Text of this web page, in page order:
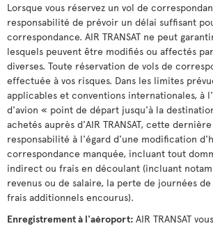
Lorsque vous réservez un vol de
responsabilité de prévoir un délai suffisant
correspondance. AIR TRANSAT ne peut
lesquels peuvent être modifiés ou affectés
diverses. Toute réservation de vols de
effectuée à vos risques. Dans les limites
applicables et conventions internationales, à
d'avion « point de départ jusqu'à la
achetés auprès d'AIR TRANSAT, cette
responsabilité à l'égard d'une modification
correspondance manquée, incluant tout
indirect ou frais en découlant (incluant
revenus ou de salaire, la perte de journées
frais additionnels encourus).
Enregistrement à l'aéroport: AIR TRANSAT